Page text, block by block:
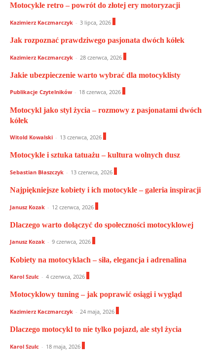
Motocykle retro – powrót do złotej ery motoryzacji
Kazimierz Kaczmarczyk - 3 lipca, 2026
Jak rozpoznać prawdziwego pasjonata dwóch kółek
Kazimierz Kaczmarczyk - 28 czerwca, 2026
Jakie ubezpieczenie warto wybrać dla motocyklisty
Publikacje Czytelników - 18 czerwca, 2026
Motocykl jako styl życia – rozmowy z pasjonatami dwóch
kółek
Witold Kowalski - 13 czerwca, 2026
Motocykle i sztuka tatuażu – kultura wolnych dusz
Sebastian Błaszczyk - 13 czerwca, 2026
Najpiękniejsze kobiety i ich motocykle – galeria inspiracji
Janusz Kozak - 12 czerwca, 2026
Dlaczego warto dołączyć do społeczności motocyklowej
Janusz Kozak - 9 czerwca, 2026
Kobiety na motocyklach – siła, elegancja i adrenalina
Karol Szulc - 4 czerwca, 2026
Motocyklowy tuning – jak poprawić osiągi i wygląd
Kazimierz Kaczmarczyk - 24 maja, 2026
Dlaczego motocykl to nie tylko pojazd, ale styl życia
Karol Szulc - 18 maja, 2026